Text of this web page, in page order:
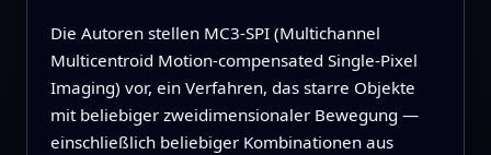
Die Autoren stellen MC3‑SPI (Multichannel
Multicentroid Motion‑compensated Single‑Pixel
Imaging) vor, ein Verfahren, das starre Objekte
mit beliebiger zweidimensionaler Bewegung —
einschließlich beliebiger Kombinationen aus